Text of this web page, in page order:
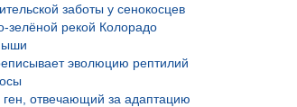
заботы у сенокосцев
зелёной рекой Колорадо
эволюцию рептилий
отвечающий за адаптацию